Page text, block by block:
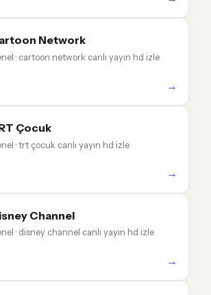
Network
· cartoon network canlı yayın hd izle
→
Çocuk
· trt çocuk canlı yayın hd izle
→
Channel
· disney channel canlı yayın hd izle
→